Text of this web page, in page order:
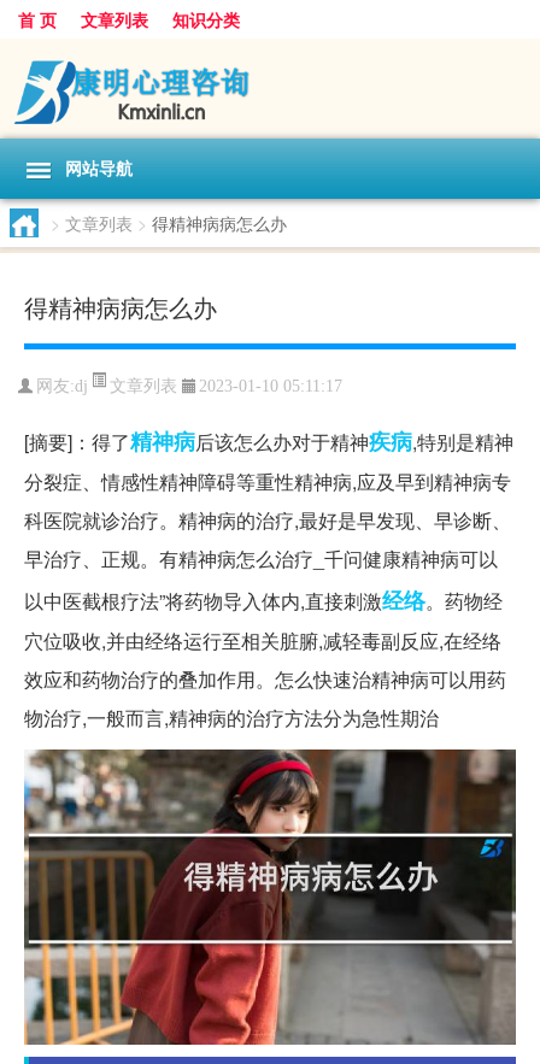
首 页 文章列表 知识分类
网站导航
> 文章列表 > 得精神病病怎么办
得精神病病怎么办
网友:dj 文章列表 2023-01-10 05:11:17
[摘要]：得了精神病后该怎么办对于精神疾病,特别是精神
分裂症、情感性精神障碍等重性精神病,应及早到精神病专
科医院就诊治疗。精神病的治疗,最好是早发现、早诊断、
早治疗、正规。有精神病怎么治疗_千问健康精神病可以
以中医截根疗法”将药物导入体内,直接刺激经络。药物经
穴位吸收,并由经络运行至相关脏腑,减轻毒副反应,在经络
效应和药物治疗的叠加作用。怎么快速治精神病可以用药
物治疗,一般而言,精神病的治疗方法分为急性期治